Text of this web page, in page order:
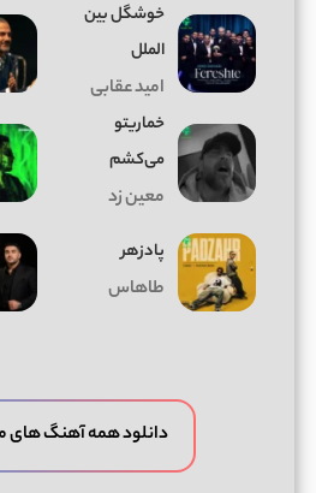
خوشگل بین
الملل
امید عقابی
خماریتو
می‌کشم
معین زد
پادزهر
طاهاس
دانلود همه آهنگ های